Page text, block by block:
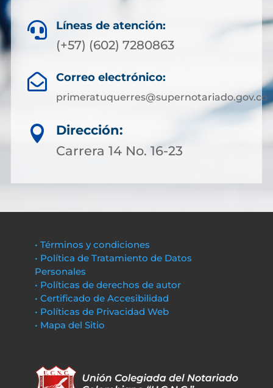
 Líneas de atención:
(+57) (602) 7280863
 Correo electrónico:
primeratuquerres@supernotariado.gov.co

Dirección:
Carrera 14 No. 16-23
• Términos y condiciones
• Política de Tratamiento de Datos
Personales
• Políticas de derechos de autor
• Certificado de Accesibilidad
• Políticas de Privacidad Web
• Mapa del Sitio